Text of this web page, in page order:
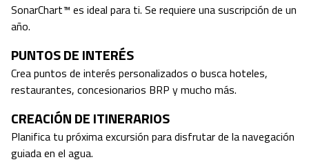
SonarChart™ es ideal para ti. Se requiere una suscripción de un
año.
PUNTOS DE INTERÉS
Crea puntos de interés personalizados o busca hoteles,
restaurantes, concesionarios BRP y mucho más.
CREACIÓN DE ITINERARIOS
Planifica tu próxima excursión para disfrutar de la navegación
guiada en el agua.